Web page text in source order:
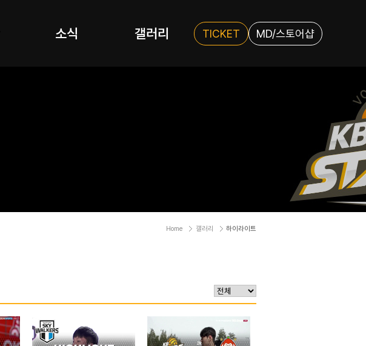
소식 갤러리 TICKET MD/스토어샵
Home 갤러리 하이라이트